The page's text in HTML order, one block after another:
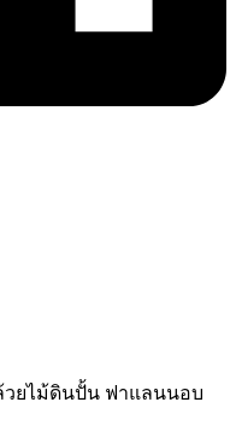
วยไม้ดินปั้น ฟาแลนนอบ